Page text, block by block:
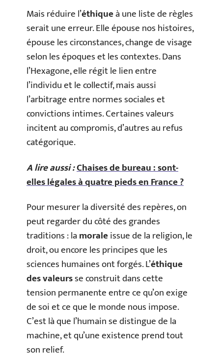
Mais réduire l’éthiqueà une liste de règles
serait une erreur. Elle épouse nos histoires,
épouse les circonstances, change de visage
selon les époques et les contextes. Dans
l’Hexagone, elle régit le lien entre
l’individu et le collectif, mais aussi
l’arbitrage entre normes sociales et
convictions intimes. Certaines valeurs
incitent au compromis, d’autres au refus
catégorique.
A lire aussi :Chaises de bureau : sont-
elles légales à quatre pieds en France ?
Pour mesurer la diversité des repères, on
peut regarder du côté des grandes
traditions : lamoraleissue de la religion, le
droit, ou encore les principes que les
sciences humaines ont forgés. L’éthique
des valeursse construit dans cette
tension permanente entre ce qu’on exige
de soi et ce que le monde nous impose.
C’est là que l’humain se distingue de la
machine, et qu’une existence prend tout
son relief.